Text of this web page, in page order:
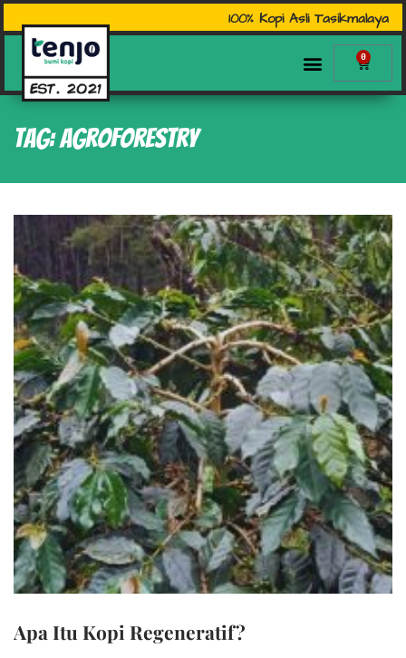
100% Kopi Asli Tasikmalaya
0
Tag: agroforestry
Apa Itu Kopi Regeneratif?